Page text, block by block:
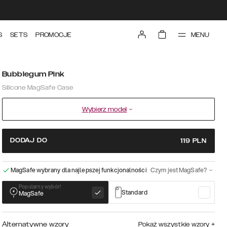
SETS PROMOCJE MENU
Bubblegum Pink
Silicone MagSafe Case
Wybierz model
DODAJ DO 119 PLN
MagSafe wybrany dla najlepszej funkcjonalności Czym jest MagSafe?
Popularny wybór!
MagSafe Standard
Alternatywne wzory Pokaż wszystkie wzory +